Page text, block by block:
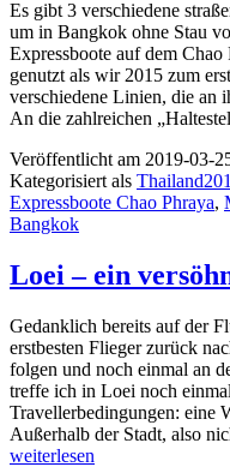
Es gibt 3 verschiedene
um in Bangkok ohne Stau
Expressboote auf dem
genutzt als wir 2015 zum
verschiedene Linien, die an
An die zahlreichen
Veröffentlicht am 2019-03-
Kategorisiert als
Expressboote Chao Phraya,
Bangkok
Loei – ein
Gedanklich bereits auf der
erstbesten Flieger zurück
folgen und noch einmal an
treffe ich in Loei noch
Travellerbedingungen: eine
Außerhalb der Stadt, also
weiterlesen